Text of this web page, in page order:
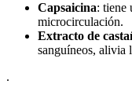
Capsaicina: tiene
microcirculación.
Extracto de
sanguíneos, alivia
.